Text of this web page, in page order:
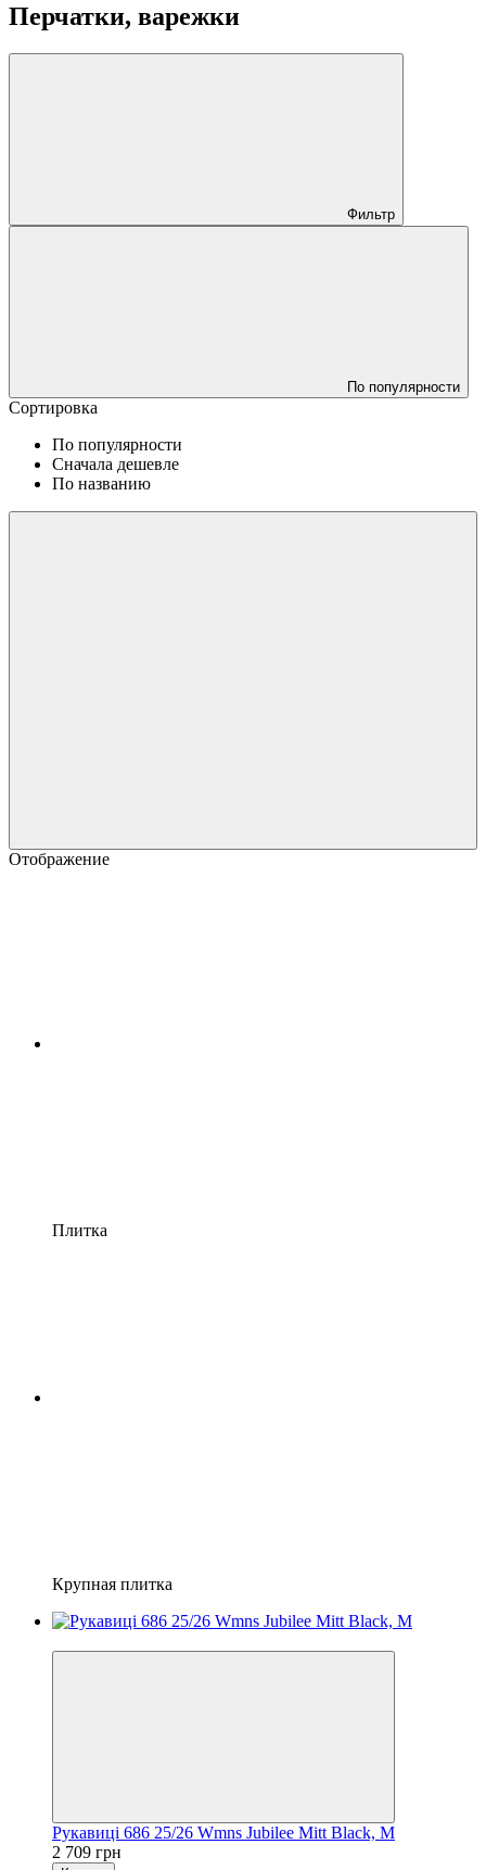
Перчатки, варежки
Фильтр
По популярности
Сортировка
По популярности
Сначала дешевле
По названию
Отображение
Плитка
Крупная плитка
Рукавиці 686 25/26 Wmns Jubilee Mitt Black, M
2 709 грн